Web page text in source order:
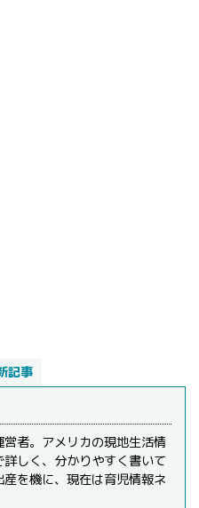
記事
営者。アメリカの現地生活情
しく、分かりやすく書いて
産を機に、現在は育児情報ネ